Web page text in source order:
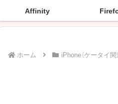
Affinity
ホーム iPhone（ケータイ関